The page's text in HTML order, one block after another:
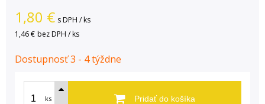
1,80 € s DPH / ks
1,46 € bez DPH / ks
Dostupnosť 3 - 4 týždne
ks Pridať do košíka